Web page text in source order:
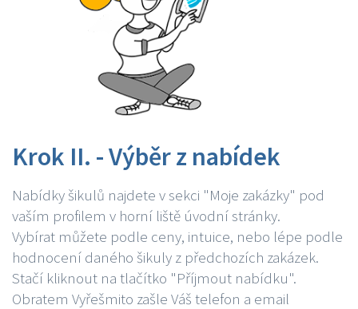
Krok II. - Výběr z nabídek
Nabídky šikulů najdete v sekci "Moje zakázky" pod
vaším profilem v horní liště úvodní stránky.
Vybírat můžete podle ceny, intuice, nebo lépe podle
hodnocení daného šikuly z předchozích zakázek.
Stačí kliknout na tlačítko "Příjmout nabídku".
Obratem Vyřešmito zašle Váš telefon a email